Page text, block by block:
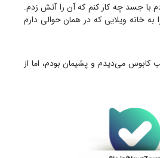
با جسد چه کار کنم که آن را آتش زدم.
خانه ویلایی که در همان حوالی دارم
می‌دیدم و پشیمان بودم، اما از